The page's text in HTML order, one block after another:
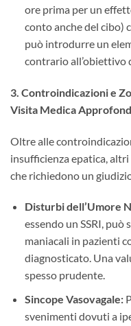
ore prima per un
conto anche del cibo)
può introdurre un
contrario all’obiettivo
3. Controindicazioni e
Visita Medica
Oltre alle
insufficienza epatica, altri
che richiedono un
Disturbi dell’Umore
essendo un SSRI,
maniacali in pazienti
diagnosticato. Una
spesso prudente.
Sincope Vasovagale:
svenimenti dovuti a